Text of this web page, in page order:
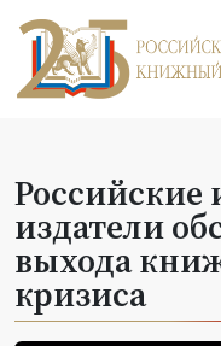
Российские
издатели
выхода
кризиса